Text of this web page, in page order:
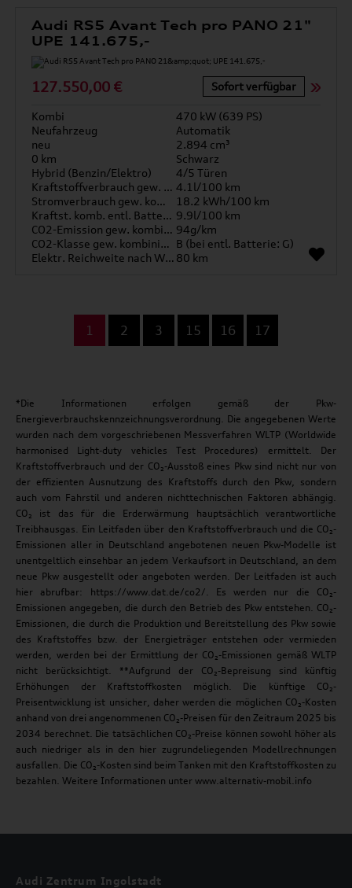
Audi RS5 Avant Tech pro PANO 21"
UPE 141.675,-
127.550,00 € Sofort verfügbar
Kombi
470 kW (639 PS)
Neufahrzeug
Automatik
neu
2.894 cm³
0 km
Schwarz
Hybrid (Benzin/Elektro)
4/5 Türen
Kraftstoffverbrauch gew. kombiniert 4.1l/100 km
Stromverbrauch gew. kombiniert
18.2 kWh/100 km
Kraftst. komb. entl. Batterie 9.9l/100 km
CO2-Emission gew. kombiniert 94g/km
CO2-Klasse gew. kombiniert B (bei entl. Batterie: G)
Elektr. Reichweite nach WLTP* 80 km
1 2 3 15 16 17
*Die Informationen erfolgen gemäß der Pkw-
Energieverbrauchskennzeichnungsverordnung. Die angegebenen Werte
wurden nach dem vorgeschriebenen Messverfahren WLTP (Worldwide
harmonised Light-duty vehicles Test Procedures) ermittelt. Der
Kraftstoffverbrauch und der CO₂-Ausstoß eines Pkw sind nicht nur von
der effizienten Ausnutzung des Kraftstoffs durch den Pkw, sondern
auch vom Fahrstil und anderen nichttechnischen Faktoren abhängig.
CO₂ ist das für die Erderwärmung hauptsächlich verantwortliche
Treibhausgas. Ein Leitfaden über den Kraftstoffverbrauch und die CO₂-
Emissionen aller in Deutschland angebotenen neuen Pkw-Modelle ist
unentgeltlich einsehbar an jedem Verkaufsort in Deutschland, an dem
neue Pkw ausgestellt oder angeboten werden. Der Leitfaden ist auch
hier abrufbar: https://www.dat.de/co2/. Es werden nur die CO₂-
Emissionen angegeben, die durch den Betrieb des Pkw entstehen. CO₂-
Emissionen, die durch die Produktion und Bereitstellung des Pkw sowie
des Kraftstoffes bzw. der Energieträger entstehen oder vermieden
werden, werden bei der Ermittlung der CO₂-Emissionen gemäß WLTP
nicht berücksichtigt. **Aufgrund der CO₂-Bepreisung sind künftig
Erhöhungen der Kraftstoffkosten möglich. Die künftige CO₂-
Preisentwicklung ist unsicher, daher werden die möglichen CO₂-Kosten
anhand von drei angenommenen CO₂-Preisen für den Zeitraum 2025 bis
2034 berechnet. Die tatsächlichen CO₂-Preise können sowohl höher als
auch niedriger als in den hier zugrundeliegenden Modellrechnungen
ausfallen. Die CO₂-Kosten sind beim Tanken mit den Kraftstoffkosten zu
bezahlen. Weitere Informationen unter www.alternativ-mobil.info
Audi Zentrum Ingolstadt